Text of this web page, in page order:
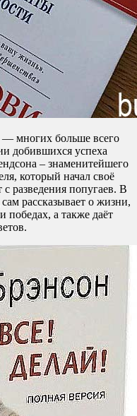
— многих больше всего
добившихся успеха
– знаменитейшего
который начал своё
разведения попугаев. В
рассказывает о жизни,
победах, а также даёт